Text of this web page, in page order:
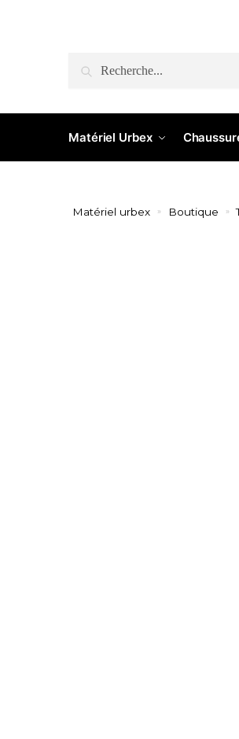
Matériel Urbex
Matériel urbex » Boutique »